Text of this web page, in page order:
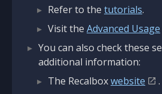
Refer to the tutorials.
Visit the Advanced Usage
You can also check these
additional information:
The Recalboxwebsite
.